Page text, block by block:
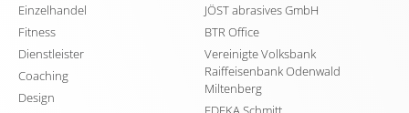
Einzelhandel
Fitness
Dienstleister
Coaching
Design
JÖST abrasives GmbH
BTR Office
Vereinigte Volksbank
Raiffeisenbank Odenwald
Miltenberg